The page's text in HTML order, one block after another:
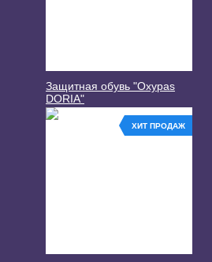
Защитная обувь "Oxypas
DORIA"
ХИТ ПРОДАЖ